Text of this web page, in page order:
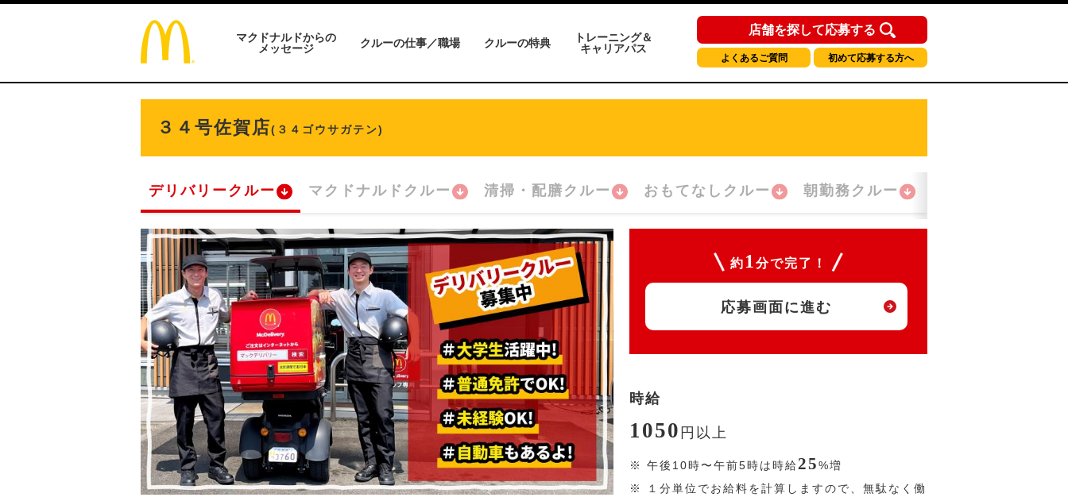
マクドナルドからの
メッセージ
クルーの仕事／職場 クルーの特典
トレーニング＆
キャリアパス
店舗を探して応募する
よくあるご質問 初めて応募する方へ
３４号佐賀店(３４ゴウサガテン)
デリバリークルー マクドナルドクルー 清掃・配膳クルー おもてなしクルー 朝勤務クルー
約 1 分で完了！
応募画面に進む
時給
1050 円 以上
※ 午後10時〜午前5時は時給25%増
※
１分単位でお給料を計算しますので、無駄なく働